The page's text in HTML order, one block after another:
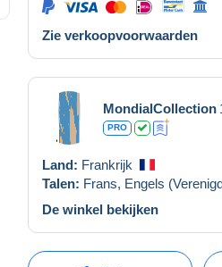
Zie verkoopvoorwaarden
MondialCollection
PRO
Land: Frankrijk
Talen: Frans, Engels
De winkel bekijken